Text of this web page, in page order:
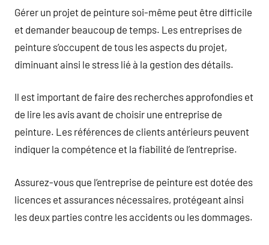
Gérer un projet de peinture soi-même peut être difficile
et demander beaucoup de temps. Les entreprises de
peinture s’occupent de tous les aspects du projet,
diminuant ainsi le stress lié à la gestion des détails.
Il est important de faire des recherches approfondies et
de lire les avis avant de choisir une entreprise de
peinture. Les références de clients antérieurs peuvent
indiquer la compétence et la fiabilité de l’entreprise.
Assurez-vous que l’entreprise de peinture est dotée des
licences et assurances nécessaires, protégeant ainsi
les deux parties contre les accidents ou les dommages.